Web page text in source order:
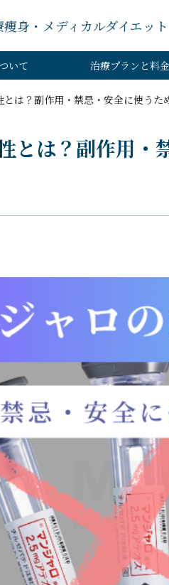
痩身・メディカルダイエット
いて 治療プランと料金
とは？副作用・禁忌・安全に使うた
とは？副作用・